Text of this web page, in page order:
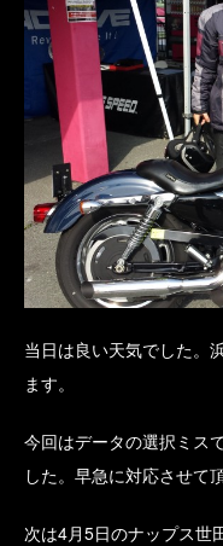
当日は良い天気でした。
ます。
今回はデータの選択ミス
した。早急に対応させて
次は4月5日のナップス世